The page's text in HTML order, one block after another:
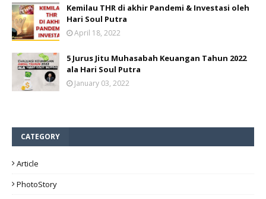
Kemilau THR di akhir Pandemi & Investasi oleh
Hari Soul Putra
April 18, 2022
5 Jurus Jitu Muhasabah Keuangan Tahun 2022
ala Hari Soul Putra
January 03, 2022
CATEGORY
Article
PhotoStory